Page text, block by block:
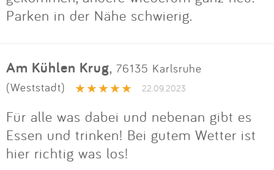
Parken in der Nähe schwierig.
Am Kühlen Krug, 76135 Karlsruhe
(Weststadt)
22.09.2023
Für alle was dabei und nebenan gibt es
Essen und trinken! Bei gutem Wetter ist
hier richtig was los!